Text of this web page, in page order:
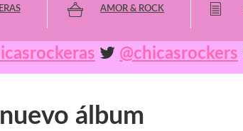
AMOR & ROCK
@chicasrockers
álbum